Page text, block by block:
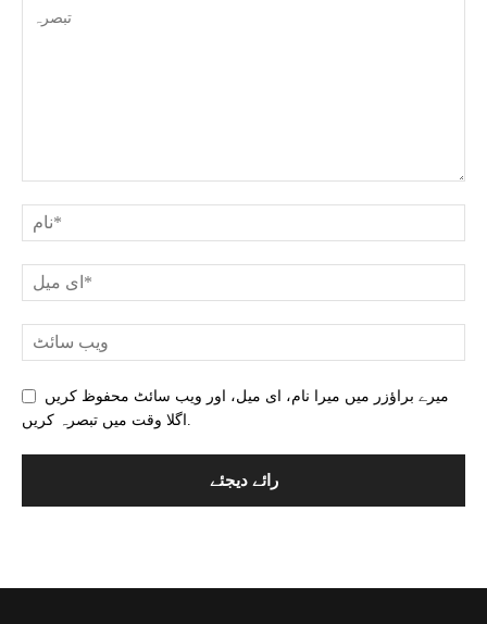
میرے براؤزر میں میرا نام، ای میل، اور ویب سائٹ محفوظ کریں
اگلا وقت میں تبصرہ کریں.